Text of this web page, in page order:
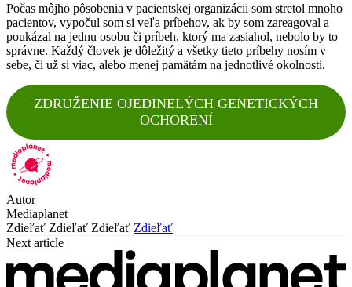
Počas môjho pôsobenia v pacientskej organizácii som stretol mnoho
pacientov, vypočul som si veľa príbehov, ak by som zareagoval a
poukázal na jednu osobu či príbeh, ktorý ma zasiahol, nebolo by to
správne. Každý človek je dôležitý a všetky tieto príbehy nosím v
sebe, či už si viac, alebo menej pamätám na jednotlivé okolnosti.
ZDRUŽENIE OJEDINELÝCH GENETICKÝCH
OCHORENÍ
Autor
Mediaplanet
Zdieľať Zdieľať Zdieľať Zdieľať
Next article